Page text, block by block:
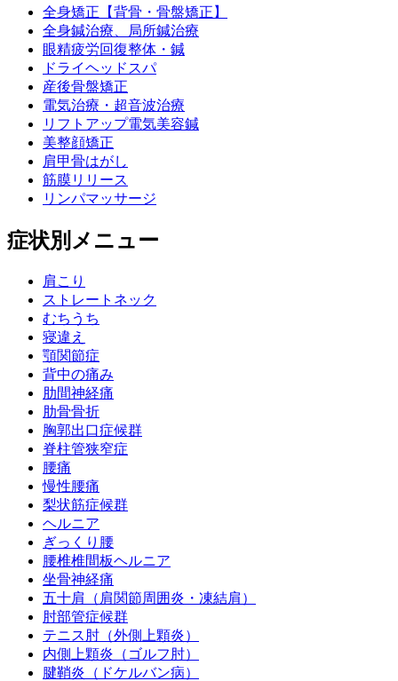
全身矯正【背骨・骨盤矯正】
全身鍼治療、局所鍼治療
眼精疲労回復整体・鍼
ドライヘッドスパ
産後骨盤矯正
電気治療・超音波治療
リフトアップ電気美容鍼
美整顔矯正
肩甲骨はがし
筋膜リリース
リンパマッサージ
症状別メニュー
肩こり
ストレートネック
むちうち
寝違え
顎関節症
背中の痛み
肋間神経痛
肋骨骨折
胸郭出口症候群
脊柱管狭窄症
腰痛
慢性腰痛
梨状筋症候群
ヘルニア
ぎっくり腰
腰椎椎間板ヘルニア
坐骨神経痛
五十肩（肩関節周囲炎・凍結肩）
肘部管症候群
テニス肘（外側上顆炎）
内側上顆炎（ゴルフ肘）
腱鞘炎（ドケルバン病）